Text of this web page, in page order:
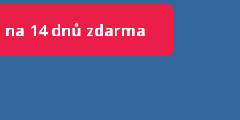
14 dnů zdarma